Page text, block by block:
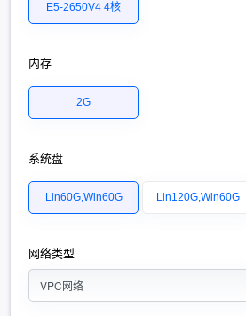
E5-2650V4 4核
内存
2G
系统盘
Lin60G,Win60G Lin120G,Win60G
网络类型
VPC网络